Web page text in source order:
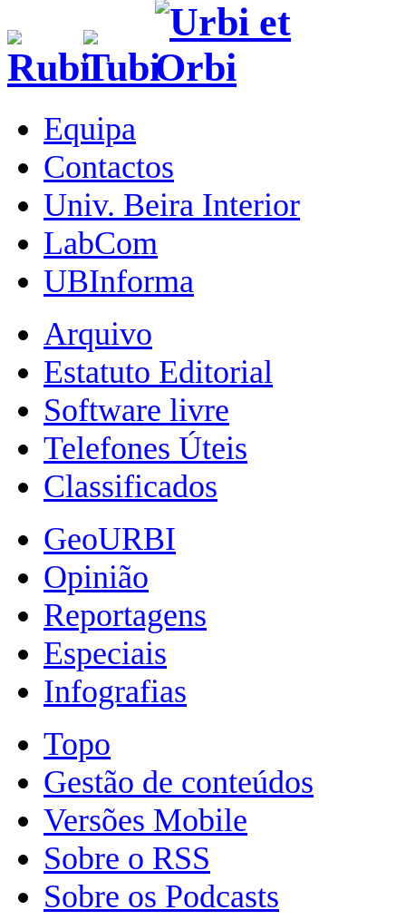
Equipa
Contactos
Univ. Beira Interior
LabCom
UBInforma
Arquivo
Estatuto Editorial
Software livre
Telefones Úteis
Classificados
GeoURBI
Opinião
Reportagens
Especiais
Infografias
Topo
Gestão de conteúdos
Versões Mobile
Sobre o RSS
Sobre os Podcasts